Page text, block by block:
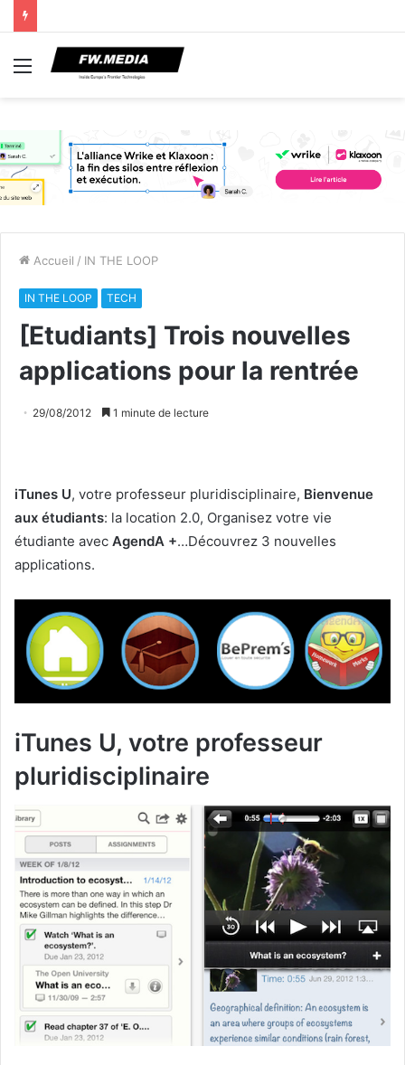
Menu
Accueil / IN THE LOOP
IN THE LOOP TECH
[Etudiants] Trois nouvelles
applications pour la rentrée
29/08/2012 1 minute de lecture
iTunes U, votre professeur pluridisciplinaire, Bienvenue
aux étudiants: la location 2.0, Organisez votre vie
étudiante avec AgendA +…Découvrez 3 nouvelles
applications.
iTunes U, votre professeur
pluridisciplinaire